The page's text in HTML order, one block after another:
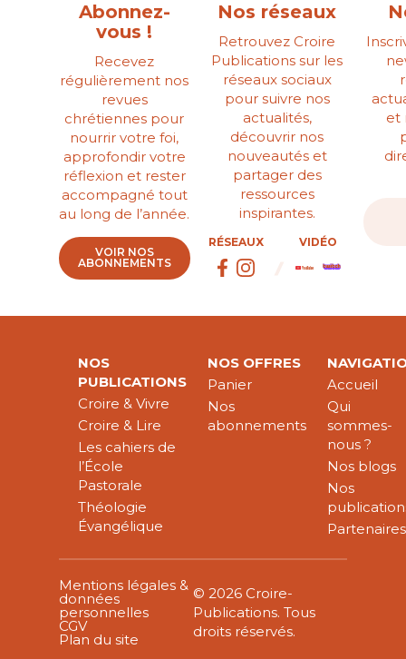
Abonnez-
vous !
Recevez
régulièrement nos
revues
chrétiennes pour
nourrir votre foi,
approfondir votre
réflexion et rester
accompagné tout
au long de l’année.
VOIR NOS
ABONNEMENTS
Nos réseaux
Retrouvez Croire
Publications sur les
réseaux sociaux
pour suivre nos
actualités,
découvrir nos
nouveautés et
partager des
ressources
inspirantes.
RÉSEAUX VIDÉO
et
NOS
PUBLICATIONS
Croire & Vivre
Croire & Lire
Les cahiers de
l’École
Pastorale
Théologie
Évangélique
NOS OFFRES
Panier
Nos
abonnements
Accueil
Qui
sommes-
nous ?
Nos blogs
Nos
Partenaires
Mentions légales &
données
personnelles
CGV
Plan du site
© 2026 Croire-
Publications. Tous
droits réservés.